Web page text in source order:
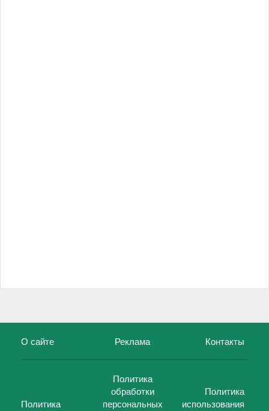
О сайте Реклама Контакты
Политика
Политика
обработки
персональных
Политика
использования